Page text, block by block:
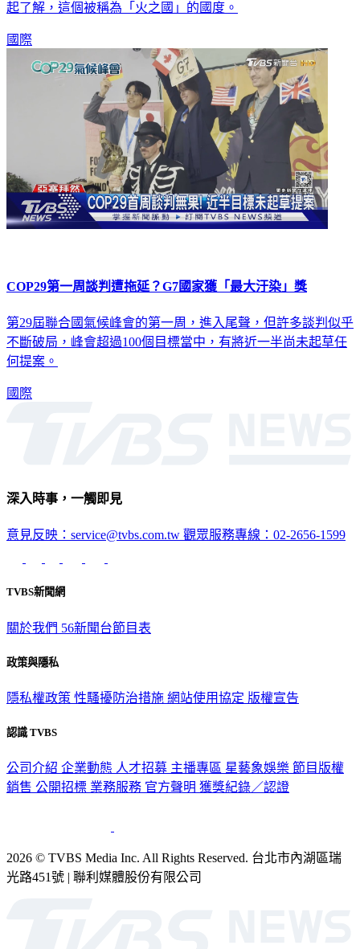
起了解，這個被稱為「火之國」的國度。
國際
COP29第一周談判遭拖延？G7國家獲「最大汙染」獎
第29屆聯合國氣候峰會的第一周，進入尾聲，但許多談判似乎
不斷破局，峰會超過100個目標當中，有將近一半尚未起草任
何提案。
國際
深入時事，一觸即見
意見反映：service@tvbs.com.tw 觀眾服務專線：02-2656-1599
TVBS新聞網
關於我們 56新聞台節目表
政策與隱私
隱私權政策 性騷擾防治措施 網站使用協定 版權宣告
認識 TVBS
公司介紹 企業動態 人才招募 主播專區 星藝象娛樂 節目版權
銷售 公開招標 業務服務 官方聲明 獲獎紀錄／認證
2026 © TVBS Media Inc. All Rights Reserved. 台北市內湖區瑞
光路451號 | 聯利媒體股份有限公司